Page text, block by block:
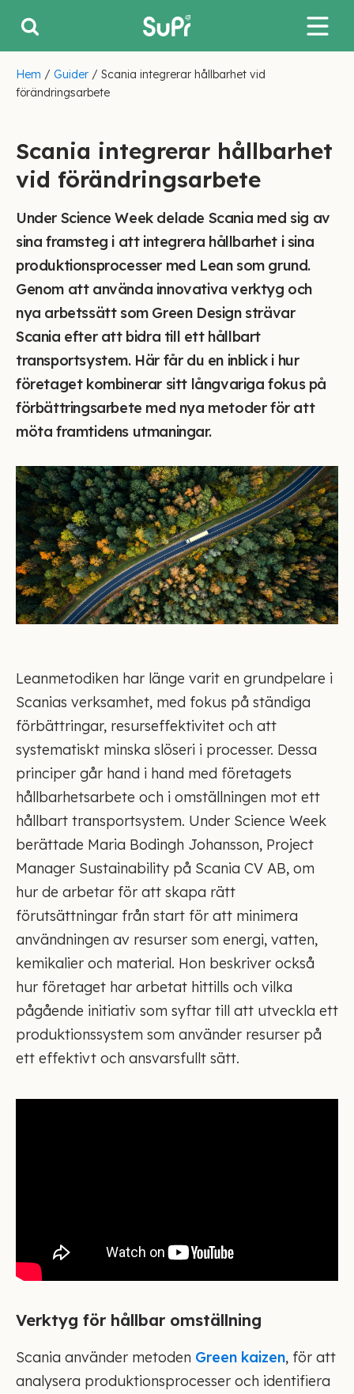
Hem / Guider / Scania integrerar hållbarhet vid
förändringsarbete
Scania integrerar hållbarhet
vid förändringsarbete
Under Science Week delade Scania med sig av
sina framsteg i att integrera hållbarhet i sina
produktionsprocesser med Lean som grund.
Genom att använda innovativa verktyg och
nya arbetssätt som Green Design strävar
Scania efter att bidra till ett hållbart
transportsystem. Här får du en inblick i hur
företaget kombinerar sitt långvariga fokus på
förbättringsarbete med nya metoder för att
möta framtidens utmaningar.
Leanmetodiken har länge varit en grundpelare i
Scanias verksamhet, med fokus på ständiga
förbättringar, resurseffektivitet och att
systematiskt minska slöseri i processer. Dessa
principer går hand i hand med företagets
hållbarhetsarbete och i omställningen mot ett
hållbart transportsystem. Under Science Week
berättade Maria Bodingh Johansson, Project
Manager Sustainability på Scania CV AB, om
hur de arbetar för att skapa rätt
förutsättningar från start för att minimera
användningen av resurser som energi, vatten,
kemikalier och material. Hon beskriver också
hur företaget har arbetat hittills och vilka
pågående initiativ som syftar till att utveckla ett
produktionssystem som använder resurser på
ett effektivt och ansvarsfullt sätt.
Verktyg för hållbar omställning
Scania använder metoden Green kaizen, för att
analysera produktionsprocesser och identifiera